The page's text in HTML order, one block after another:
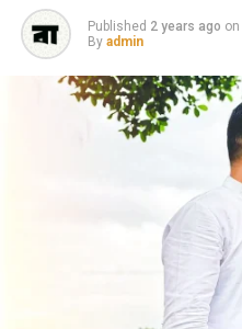
Published 2 years ago on
By admin